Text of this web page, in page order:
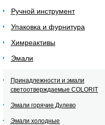
Ручной инструмент
Упаковка и фурнитура
Химреактивы
Эмали
Принадлежности и эмали
светоотверждаемые COLORIT
Эмали горячие Дулево
Эмали холодные